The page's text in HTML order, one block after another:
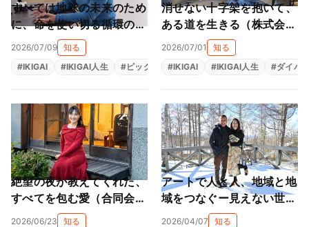
すべては地球の未来のため
に、命を使い切る循環の旅
（株式会社スター・フロー
レス 星子桜文）
2026/07/09 知る
#IKIGAI #IKIGAI人生 #ピックアップ #地域貢献 #源泉 #社会貢
消せない十字架を抱いて、
ある道を生きる（株式会社
ライフサカス 西部沙緒
2026/07/01
知る
#IKIGAI #IKIGAI人生 #ダイバ
絶望の夜が教えてくれた、
すべてを包む愛（合同会社
太陽と虹 柳本陽子）
2026/06/23
知る
アートで人と人、地域と地
域をつなぐー見えない世界
を見える形にする平和への
2026/04/07
知る